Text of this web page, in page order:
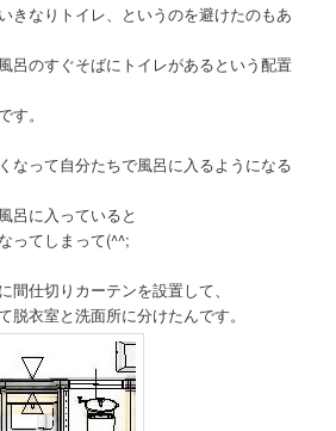
きなりトイレ、というのを避けたのもあ
呂のすぐそばにトイレがあるという配置
す。
なって自分たちで風呂に入るようになる
呂に入っていると
ってしまって(^^;
間仕切りカーテンを設置して、
脱衣室と洗面所に分けたんです。